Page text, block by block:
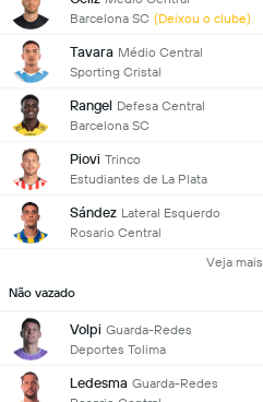
Barcelona SC (Deixou o clube)
Tavara Médio Central
Sporting Cristal
Rangel Defesa Central
Barcelona SC
Piovi Trinco
Estudiantes de La Plata
Sández Lateral Esquerdo
Rosario Central
Veja mais
Não vazado
Volpi Guarda-Redes
Deportes Tolima
Ledesma Guarda-Redes